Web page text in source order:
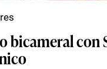
bicameral con